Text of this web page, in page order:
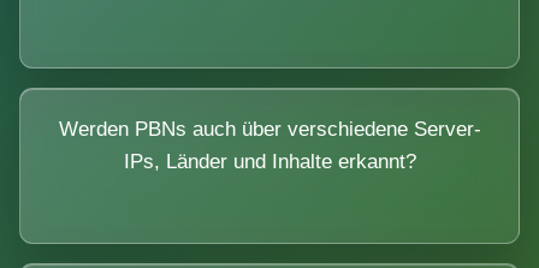
Werden PBNs auch über verschiedene Server-
IPs, Länder und Inhalte erkannt?